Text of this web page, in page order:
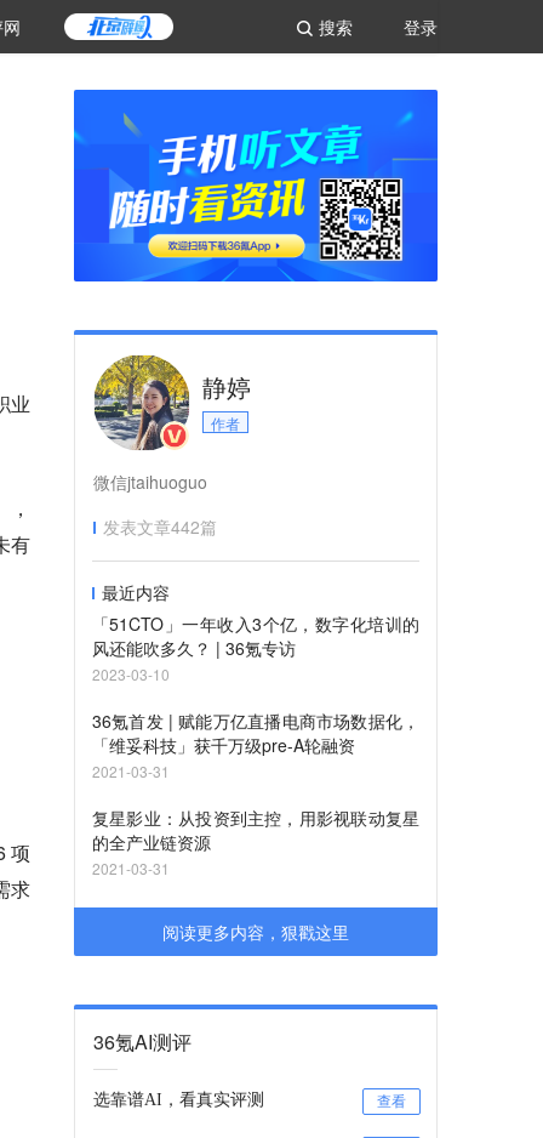
登录
搜索
业
，
有
项
求
静婷
作者
微信jtaihuoguo
发表文章442篇
最近内容
「51CTO」一年收入3个亿，数字化培训的
风还能吹多久？ | 36氪专访
2023-03-10
36氪首发 | 赋能万亿直播电商市场数据化，
「维妥科技」获千万级pre-A轮融资
2021-03-31
复星影业：从投资到主控，用影视联动复星
的全产业链资源
2021-03-31
阅读更多内容，狠戳这里
36氪AI测评
选靠谱AI，看真实评测 查看